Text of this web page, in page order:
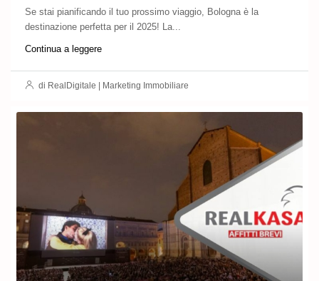
Se stai pianificando il tuo prossimo viaggio, Bologna è la
destinazione perfetta per il 2025! La...
Continua a leggere
di RealDigitale | Marketing Immobiliare